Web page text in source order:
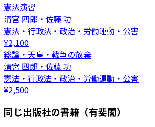
憲法演習
清宮 四郎・佐藤 功
憲法・行政法・政治・労働運動・公害
¥2,100
総論・天皇・戦争の放棄
清宮 四郎・佐藤 功
憲法・行政法・政治・労働運動・公害
¥2,500
同じ出版社の書籍（有斐閣）